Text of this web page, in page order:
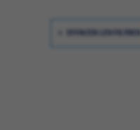
EFFACER LES FILTRES